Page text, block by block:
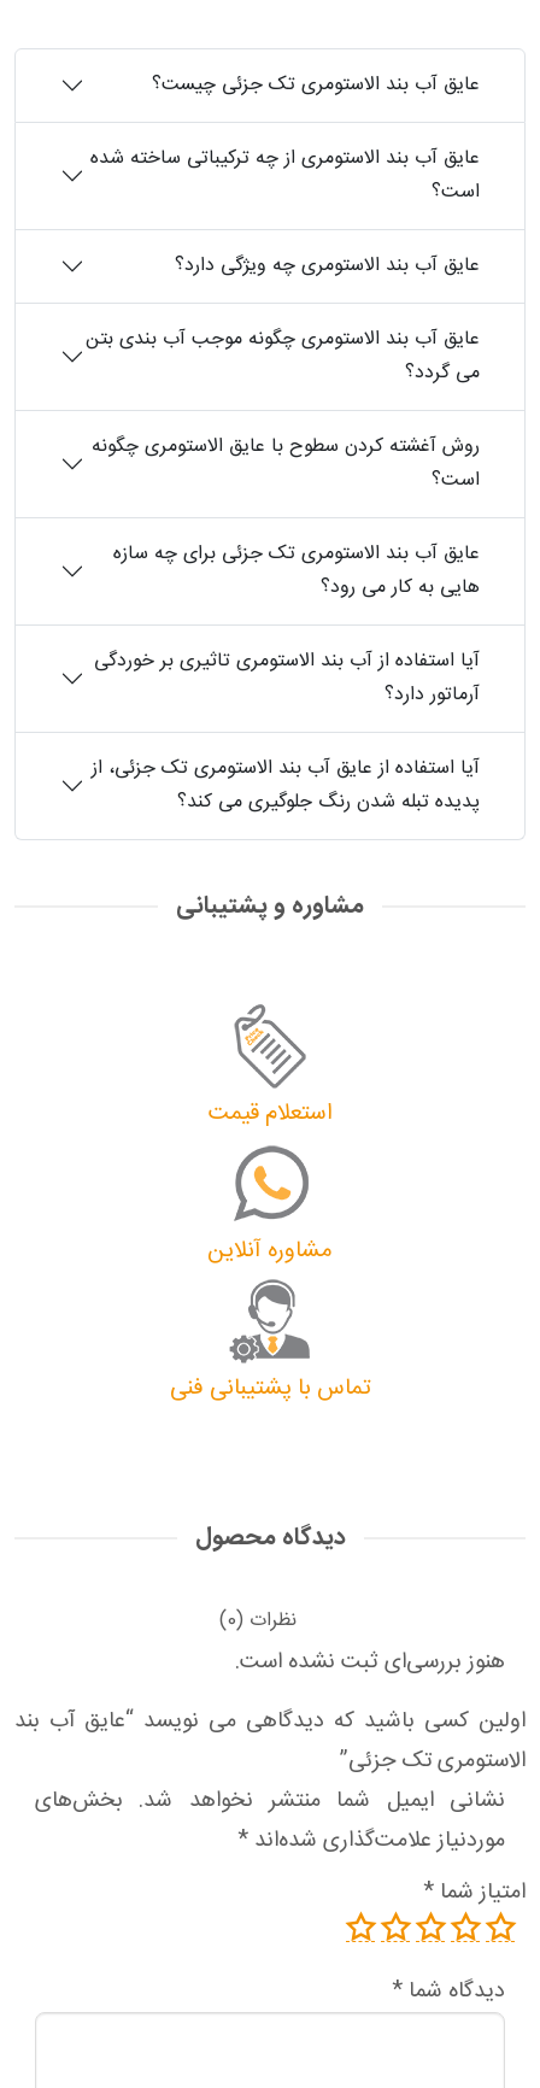
عایق آب بند الاستومری تک جزئی چیست؟
عایق آب بند الاستومری از چه ترکیباتی ساخته شده
است؟
عایق آب بند الاستومری چه ویژگی دارد؟
عایق آب بند الاستومری چگونه موجب آب بندی بتن
می گردد؟
روش آغشته کردن سطوح با عایق الاستومری چگونه
است؟
عایق آب بند الاستومری تک جزئی برای چه سازه
هایی به کار می رود؟
آیا استفاده از آب بند الاستومری تاثیری بر خوردگی
آرماتور دارد؟
آیا استفاده از عایق آب بند الاستومری تک جزئی، از
پدیده تبله شدن رنگ جلوگیری می کند؟
مشاوره و پشتیبانی
استعلام قیمت
مشاوره آنلاین
تماس با پشتیبانی فنی
دیدگاه محصول
نظرات (0)
هنوز بررسی‌ای ثبت نشده است.
اولین کسی باشید که دیدگاهی می نویسد “عایق آب بند
الاستومری تک جزئی”
نشانی ایمیل شما منتشر نخواهد شد. بخش‌های
موردنیاز علامت‌گذاری شده‌اند *
امتیاز شما *
دیدگاه شما *